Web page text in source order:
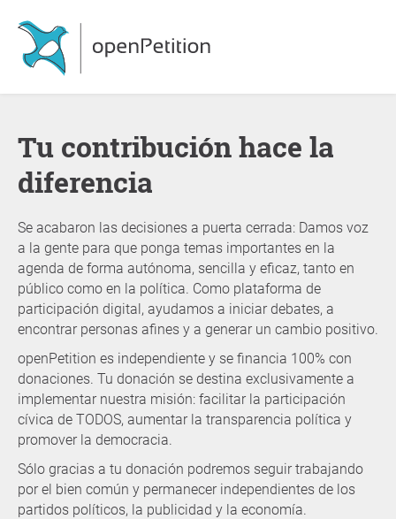
Tu contribución hace la
diferencia
Se acabaron las decisiones a puerta cerrada: Damos voz
a la gente para que ponga temas importantes en la
agenda de forma autónoma, sencilla y eficaz, tanto en
público como en la política. Como plataforma de
participación digital, ayudamos a iniciar debates, a
encontrar personas afines y a generar un cambio positivo.
openPetition es independiente y se financia 100% con
donaciones. Tu donación se destina exclusivamente a
implementar nuestra misión: facilitar la participación
cívica de TODOS, aumentar la transparencia política y
promover la democracia.
Sólo gracias a tu donación podremos seguir trabajando
por el bien común y permanecer independientes de los
partidos políticos, la publicidad y la economía.